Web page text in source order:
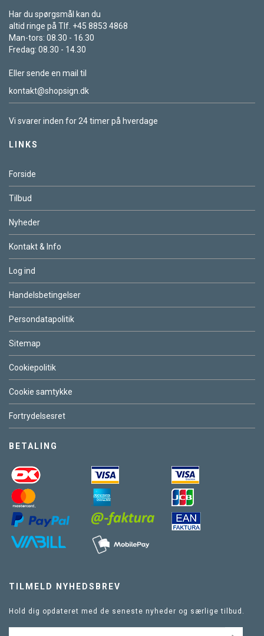
Har du spørgsmål kan du
altid ringe på Tlf. +45 8853 4868
Man-tors: 08.30 - 16.30
Fredag: 08.30 - 14.30
Eller sende en mail til
kontakt@shopsign.dk
Vi svarer inden for 24 timer på hverdage
LINKS
Forside
Tilbud
Nyheder
Kontakt & Info
Log ind
Handelsbetingelser
Persondatapolitik
Sitemap
Cookiepolitik
Cookie samtykke
Fortrydelsesret
BETALING
TILMELD NYHEDSBREV
Hold dig opdateret med de seneste nyheder og særlige tilbud.